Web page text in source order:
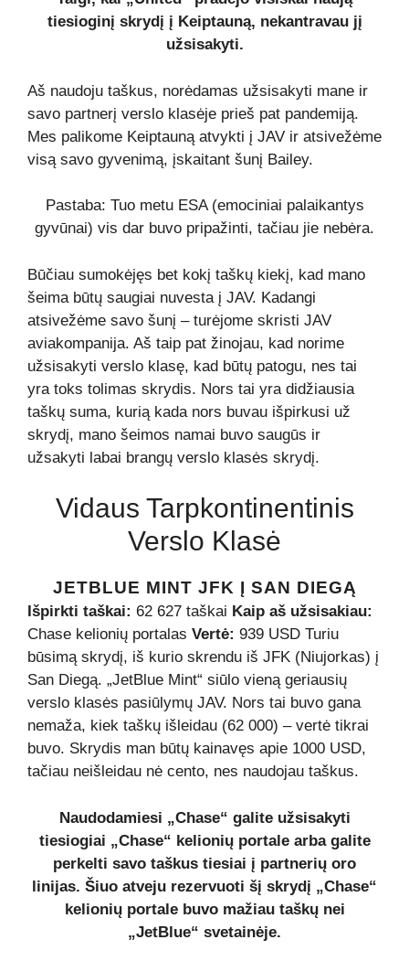
tiesioginį skrydį į Keiptauną, nekantravau jį
užsisakyti.
Aš naudoju taškus, norėdamas užsisakyti mane ir
savo partnerį verslo klasėje prieš pat pandemiją.
Mes palikome Keiptauną atvykti į JAV ir atsivežėme
visą savo gyvenimą, įskaitant šunį Bailey.
Pastaba: Tuo metu ESA (emociniai palaikantys
gyvūnai) vis dar buvo pripažinti, tačiau jie nebėra.
Būčiau sumokėjęs bet kokį taškų kiekį, kad mano
šeima būtų saugiai nuvesta į JAV. Kadangi
atsivežėme savo šunį – turėjome skristi JAV
aviakompanija. Aš taip pat žinojau, kad norime
užsisakyti verslo klasę, kad būtų patogu, nes tai
yra toks tolimas skrydis. Nors tai yra didžiausia
taškų suma, kurią kada nors buvau išpirkusi už
skrydį, mano šeimos namai buvo saugūs ir
užsakyti labai brangų verslo klasės skrydį.
Vidaus Tarpkontinentinis
Verslo Klasė
JETBLUE MINT JFK Į SAN DIEGĄ
Išpirkti taškai: 62 627 taškai Kaip aš užsisakiau:
Chase kelionių portalas Vertė: 939 USD Turiu
būsimą skrydį, iš kurio skrendu iš JFK (Niujorkas) į
San Diegą. „JetBlue Mint“ siūlo vieną geriausių
verslo klasės pasiūlymų JAV. Nors tai buvo gana
nemaža, kiek taškų išleidau (62 000) – vertė tikrai
buvo. Skrydis man būtų kainavęs apie 1000 USD,
tačiau neišleidau nė cento, nes naudojau taškus.
Naudodamiesi „Chase“ galite užsisakyti
tiesiogiai „Chase“ kelionių portale arba galite
perkelti savo taškus tiesiai į partnerių oro
linijas. Šiuo atveju rezervuoti šį skrydį „Chase“
kelionių portale buvo mažiau taškų nei
„JetBlue“ svetainėje.